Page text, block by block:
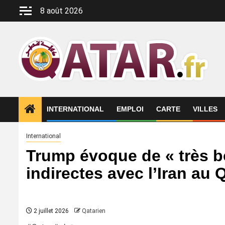
8 août 2026
INTERNATIONAL EMPLOI CARTE VILLES
International
Trump évoque de « très
indirectes avec l’Iran au
2 juillet 2026 Qatarien